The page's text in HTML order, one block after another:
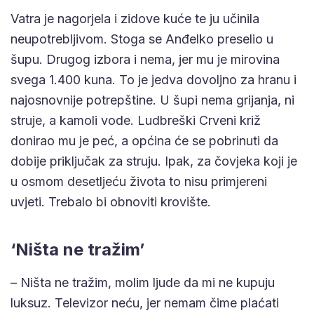
Vatra je nagorjela i zidove kuće te ju učinila
neupotrebljivom. Stoga se Anđelko preselio u
šupu. Drugog izbora i nema, jer mu je mirovina
svega 1.400 kuna. To je jedva dovoljno za hranu i
najosnovnije potrepštine. U šupi nema grijanja, ni
struje, a kamoli vode. Ludbreški Crveni križ
donirao mu je peć, a općina će se pobrinuti da
dobije priključak za struju. Ipak, za čovjeka koji je
u osmom desetljeću života to nisu primjereni
uvjeti. Trebalo bi obnoviti krovište.
‘Ništa ne tražim’
– Ništa ne tražim, molim ljude da mi ne kupuju
luksuz. Televizor neću, jer nemam čime plaćati